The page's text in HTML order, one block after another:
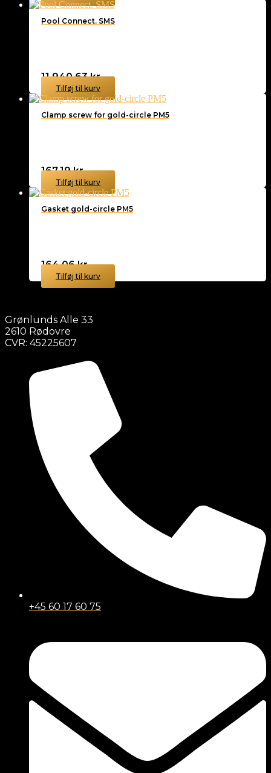
Pool Connect. SMS
11.940,63kr.
Tilføj til kurv
Clamp screw for gold-circle PM5
167,19kr.
Tilføj til kurv
Gasket gold-circle PM5
164,06kr.
Tilføj til kurv
Grønlunds Alle 33
2610 Rødovre
CVR: 45225607
+45 60 17 60 75